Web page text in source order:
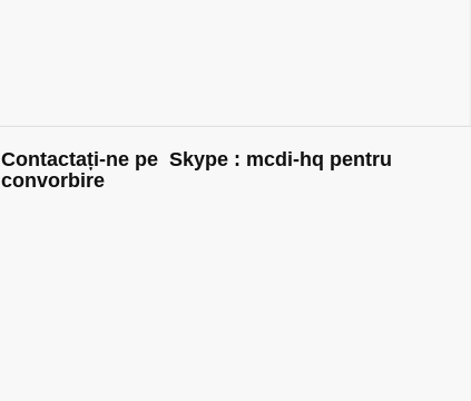
Contactați-ne pe Skype : mcdi-hq pentru
convorbire